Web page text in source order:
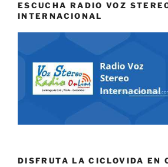
ESCUCHA RADIO VOZ
INTERNACIONAL
DISFRUTA LA CICLOVIDA EN